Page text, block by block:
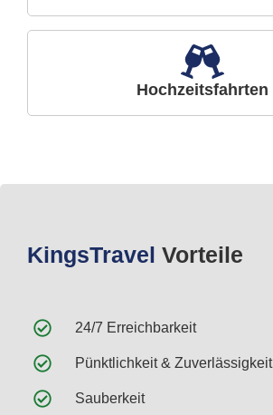
Hochzeitsfahrten
KingsTravel Vorteile
24/7 Erreichbarkeit
Pünktlichkeit & Zuverlässigkeit
Sauberkeit